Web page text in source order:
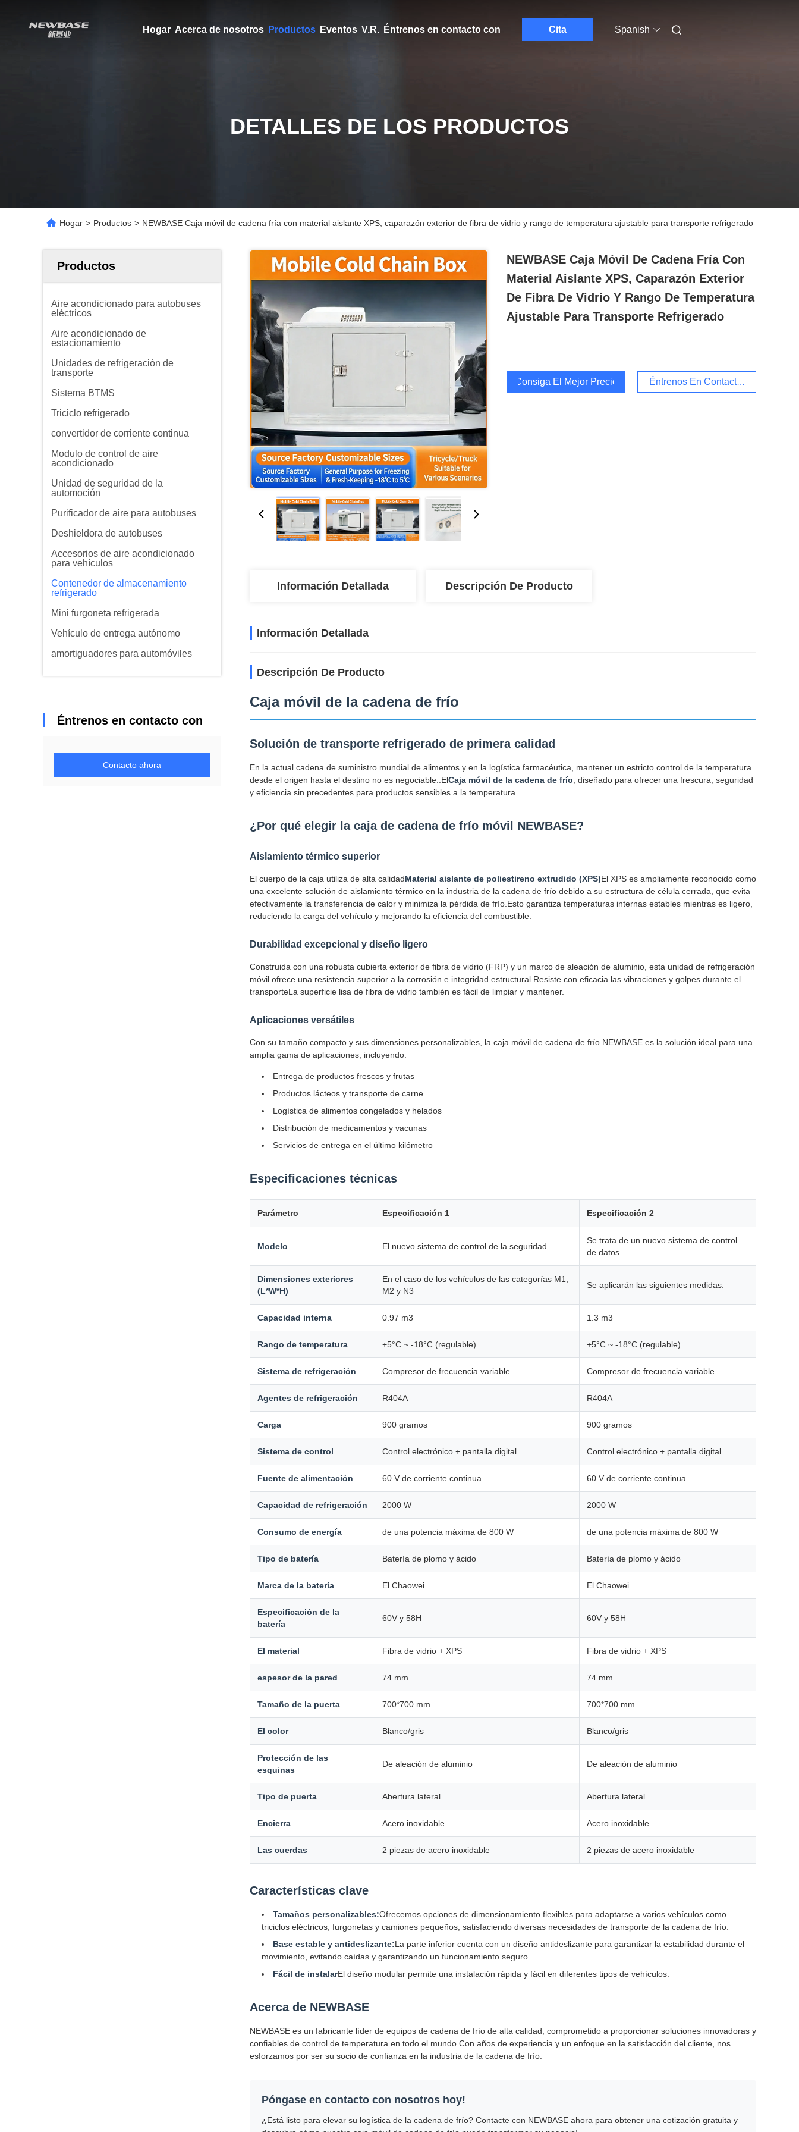
Hogar Acerca de nosotros Productos Eventos V.R. Éntrenos en contacto con Cita Spanish
DETALLES DE LOS PRODUCTOS
Hogar > Productos > NEWBASE Caja móvil de cadena fría con material aislante XPS, caparazón exterior de fibra de vidrio y rango de temperatura ajustable para transporte refrigerado
Productos
Aire acondicionado para autobuses
eléctricos
Aire acondicionado de
estacionamiento
Unidades de refrigeración de
transporte
Sistema BTMS
Triciclo refrigerado
convertidor de corriente continua
Modulo de control de aire
acondicionado
Unidad de seguridad de la
automoción
Purificador de aire para autobuses
Deshieldora de autobuses
Accesorios de aire acondicionado
para vehículos
Contenedor de almacenamiento
refrigerado
Mini furgoneta refrigerada
Vehículo de entrega autónomo
amortiguadores para automóviles
Éntrenos en contacto con
Contacto ahora
NEWBASE Caja Móvil De Cadena Fría Con
Material Aislante XPS, Caparazón Exterior
De Fibra De Vidrio Y Rango De Temperatura
Ajustable Para Transporte Refrigerado
Consiga El Mejor Precio Éntrenos En Contacto Con
Información Detallada Descripción De Producto
Información Detallada
Descripción De Producto
Caja móvil de la cadena de frío
Solución de transporte refrigerado de primera calidad
En la actual cadena de suministro mundial de alimentos y en la logística farmacéutica, mantener un estricto control de la temperatura
desde el origen hasta el destino no es negociable.:ElCaja móvil de la cadena de frío , diseñado para ofrecer una frescura, seguridad
y eficiencia sin precedentes para productos sensibles a la temperatura.
¿Por qué elegir la caja de cadena de frío móvil NEWBASE?
Aislamiento térmico superior
El cuerpo de la caja utiliza de alta calidadMaterial aislante de poliestireno extrudido (XPS)El XPS es ampliamente reconocido como
una excelente solución de aislamiento térmico en la industria de la cadena de frío debido a su estructura de célula cerrada, que evita
efectivamente la transferencia de calor y minimiza la pérdida de frío.Esto garantiza temperaturas internas estables mientras es ligero,
reduciendo la carga del vehículo y mejorando la eficiencia del combustible.
Durabilidad excepcional y diseño ligero
Construida con una robusta cubierta exterior de fibra de vidrio (FRP) y un marco de aleación de aluminio, esta unidad de refrigeración
móvil ofrece una resistencia superior a la corrosión e integridad estructural.Resiste con eficacia las vibraciones y golpes durante el
transporteLa superficie lisa de fibra de vidrio también es fácil de limpiar y mantener.
Aplicaciones versátiles
Con su tamaño compacto y sus dimensiones personalizables, la caja móvil de cadena de frío NEWBASE es la solución ideal para una
amplia gama de aplicaciones, incluyendo:
Entrega de productos frescos y frutas
Productos lácteos y transporte de carne
Logística de alimentos congelados y helados
Distribución de medicamentos y vacunas
Servicios de entrega en el último kilómetro
Especificaciones técnicas
Parámetro Especificación 1 Especificación 2
Modelo El nuevo sistema de control de la seguridad
Se trata de un nuevo sistema de control
de datos.
Dimensiones exteriores
(L*W*H)
En el caso de los vehículos de las categorías M1,
M2 y N3
Se aplicarán las siguientes medidas:
Capacidad interna 0.97 m3 1.3 m3
Rango de temperatura +5°C ~ -18°C (regulable) +5°C ~ -18°C (regulable)
Sistema de refrigeración Compresor de frecuencia variable Compresor de frecuencia variable
Agentes de refrigeración R404A R404A
Carga 900 gramos 900 gramos
Sistema de control Control electrónico + pantalla digital Control electrónico + pantalla digital
Fuente de alimentación 60 V de corriente continua 60 V de corriente continua
Capacidad de refrigeración 2000 W 2000 W
Consumo de energía de una potencia máxima de 800 W de una potencia máxima de 800 W
Tipo de batería Batería de plomo y ácido Batería de plomo y ácido
Marca de la batería El Chaowei El Chaowei
Especificación de la
batería
60V y 58H 60V y 58H
El material Fibra de vidrio + XPS Fibra de vidrio + XPS
espesor de la pared 74 mm 74 mm
Tamaño de la puerta 700*700 mm 700*700 mm
El color Blanco/gris Blanco/gris
Protección de las
esquinas
De aleación de aluminio De aleación de aluminio
Tipo de puerta Abertura lateral Abertura lateral
Encierra Acero inoxidable Acero inoxidable
Las cuerdas 2 piezas de acero inoxidable 2 piezas de acero inoxidable
Características clave
Tamaños personalizables:Ofrecemos opciones de dimensionamiento flexibles para adaptarse a varios vehículos como
triciclos eléctricos, furgonetas y camiones pequeños, satisfaciendo diversas necesidades de transporte de la cadena de frío.
Base estable y antideslizante:La parte inferior cuenta con un diseño antideslizante para garantizar la estabilidad durante el
movimiento, evitando caídas y garantizando un funcionamiento seguro.
Fácil de instalarEl diseño modular permite una instalación rápida y fácil en diferentes tipos de vehículos.
Acerca de NEWBASE
NEWBASE es un fabricante líder de equipos de cadena de frío de alta calidad, comprometido a proporcionar soluciones innovadoras y
confiables de control de temperatura en todo el mundo.Con años de experiencia y un enfoque en la satisfacción del cliente, nos
esforzamos por ser su socio de confianza en la industria de la cadena de frío.
Póngase en contacto con nosotros hoy!
¿Está listo para elevar su logística de la cadena de frío? Contacte con NEWBASE ahora para obtener una cotización gratuita y